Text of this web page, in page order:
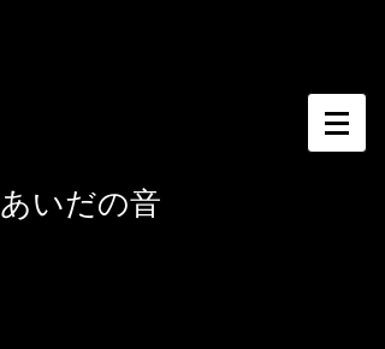
あいだの音